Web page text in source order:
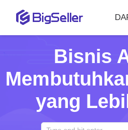
Bisnis
yang